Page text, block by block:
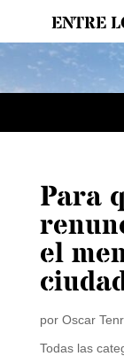
ENTRE
Para
el
por Oscar
Todas las